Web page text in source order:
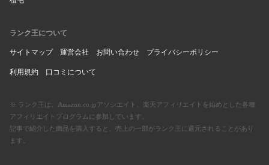
ランク王について
サイトマップ 運営会社 お問い合わせ プライバシーポリシー
利用規約 口コミについて
※ ランク王は、Amazon.co.jpアソシエイト、楽天アフィリエイトを始めとした各種
アフィリエイトプログラムに参加しています。
記事で紹介した商品を購入すると、売上の一部がランク王に還元されることがあり
ます。